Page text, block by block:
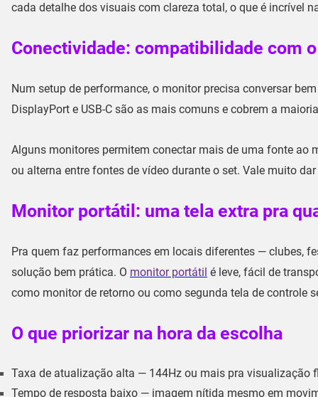
cada detalhe dos visuais com clareza total, o que é incrível
Conectividade: compatibilidade com
Num setup de performance, o monitor precisa conversar
DisplayPort e USB-C são as mais comuns e cobrem a
Alguns monitores permitem conectar mais de uma fonte ao
ou alterna entre fontes de vídeo durante o set. Vale muito
Monitor portátil: uma tela extra pra
Pra quem faz performances em locais diferentes — clubes,
solução bem prática. O monitor portátil é leve, fácil de
como monitor de retorno ou como segunda tela de controle
O que priorizar na hora da escolha
Taxa de atualização alta — 144Hz ou mais pra visualização
Tempo de resposta baixo — imagem nítida mesmo em